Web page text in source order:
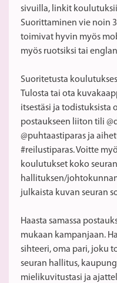
sivuilla, linkit
Suorittaminen vie noin
toimivat hyvin myös
myös ruotsiksi tai
Suoritetusta
Tulosta tai ota
itsestäsi ja todistuksista
postaukseen liiton tili
@puhtaastiparas ja
#reilustiparas. Voitte
koulutukset koko seuran
hallituksen/
julkaista kuvan seuran
Haasta samassa
mukaan kampanjaan.
sihteeri, oma pari, joku
seuran hallitus,
mielikuvitustasi ja